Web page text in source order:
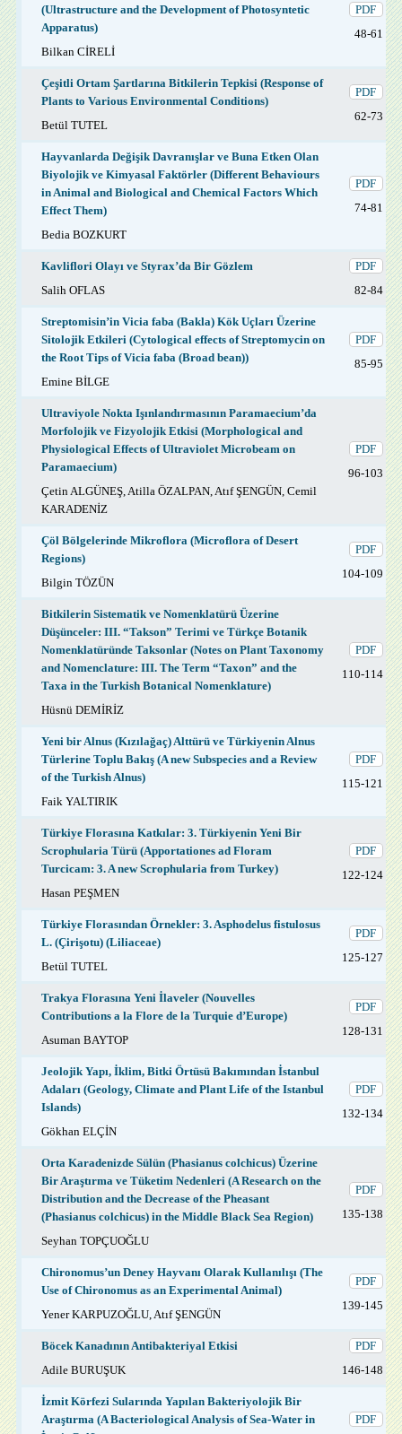
(Ultrastructure and the Development of Photosyntetic
Apparatus)
Bilkan CİRELİ
PDF
48-61
Çeşitli Ortam Şartlarına Bitkilerin Tepkisi (Response of
Plants to Various Environmental Conditions)
Betül TUTEL
PDF
62-73
Hayvanlarda Değişik Davranışlar ve Buna Etken Olan
Biyolojik ve Kimyasal Faktörler (Different Behaviours
in Animal and Biological and Chemical Factors Which
Effect Them)
Bedia BOZKURT
PDF
74-81
Kavliflori Olayı ve Styrax’da Bir Gözlem
Salih OFLAS
PDF
82-84
Streptomisin’in Vicia faba (Bakla) Kök Uçları Üzerine
Sitolojik Etkileri (Cytological effects of Streptomycin on
the Root Tips of Vicia faba (Broad bean))
Emine BİLGE
PDF
85-95
Ultraviyole Nokta Işınlandırmasının Paramaecium’da
Morfolojik ve Fizyolojik Etkisi (Morphological and
Physiological Effects of Ultraviolet Microbeam on
Paramaecium)
Çetin ALGÜNEŞ, Atilla ÖZALPAN, Atıf ŞENGÜN, Cemil
KARADENİZ
PDF
96-103
Çöl Bölgelerinde Mikroflora (Microflora of Desert
Regions)
Bilgin TÖZÜN
PDF
104-109
Bitkilerin Sistematik ve Nomenklatürü Üzerine
Düşünceler: III. “Takson” Terimi ve Türkçe Botanik
Nomenklatüründe Taksonlar (Notes on Plant Taxonomy
and Nomenclature: III. The Term “Taxon” and the
Taxa in the Turkish Botanical Nomenklature)
Hüsnü DEMİRİZ
PDF
110-114
Yeni bir Alnus (Kızılağaç) Alttürü ve Türkiyenin Alnus
Türlerine Toplu Bakış (A new Subspecies and a Review
of the Turkish Alnus)
Faik YALTIRIK
PDF
115-121
Türkiye Florasına Katkılar: 3. Türkiyenin Yeni Bir
Scrophularia Türü (Apportationes ad Floram
Turcicam: 3. A new Scrophularia from Turkey)
Hasan PEŞMEN
PDF
122-124
Türkiye Florasından Örnekler: 3. Asphodelus fistulosus
L. (Çirişotu) (Liliaceae)
Betül TUTEL
PDF
125-127
Trakya Florasına Yeni İlaveler (Nouvelles
Contributions a la Flore de la Turquie d’Europe)
Asuman BAYTOP
PDF
128-131
Jeolojik Yapı, İklim, Bitki Örtüsü Bakımından İstanbul
Adaları (Geology, Climate and Plant Life of the Istanbul
Islands)
Gökhan ELÇİN
PDF
132-134
Orta Karadenizde Sülün (Phasianus colchicus) Üzerine
Bir Araştırma ve Tüketim Nedenleri (A Research on the
Distribution and the Decrease of the Pheasant
(Phasianus colchicus) in the Middle Black Sea Region)
Seyhan TOPÇUOĞLU
PDF
135-138
Chironomus’un Deney Hayvanı Olarak Kullanılışı (The
Use of Chironomus as an Experimental Animal)
Yener KARPUZOĞLU, Atıf ŞENGÜN
PDF
139-145
Böcek Kanadının Antibakteriyal Etkisi
Adile BURUŞUK
PDF
146-148
İzmit Körfezi Sularında Yapılan Bakteriyolojik Bir
Araştırma (A Bacteriological Analysis of Sea-Water in
PDF